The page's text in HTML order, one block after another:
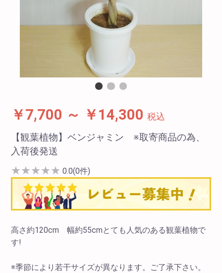
￥7,700 ～ ￥14,300 税込
【観葉植物】ベンジャミン ※取寄商品の為、
入荷後発送
★★★★★ 0.0(0件)
高さ約120cm 幅約55cmとても人気のある観葉植物で
す!
※季節により若干サイズが異なります。ご了承下さい。